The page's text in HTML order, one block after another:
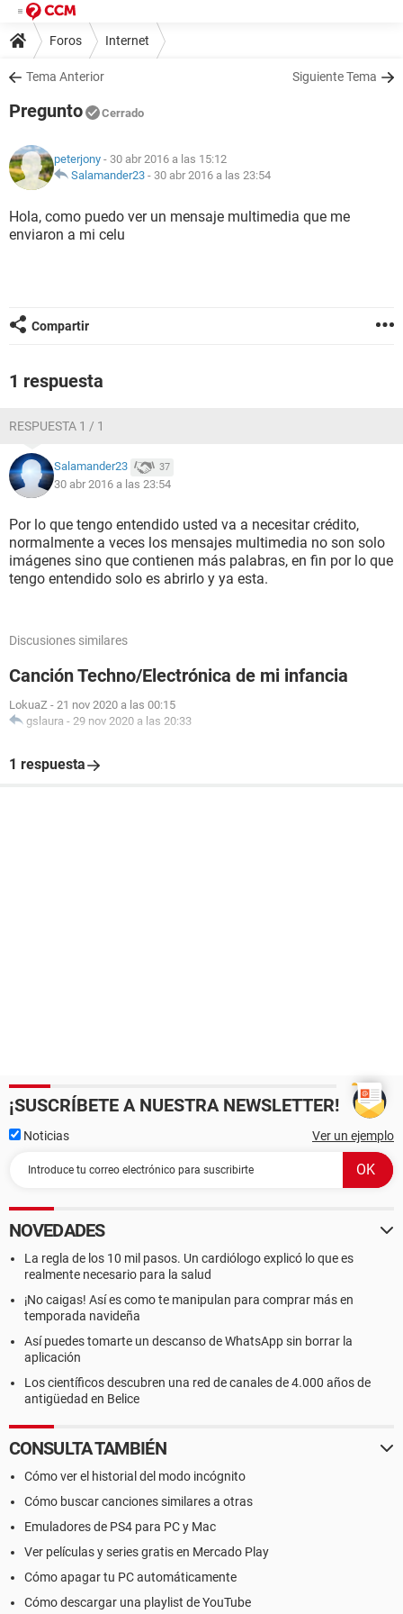
Foros Internet
Tema Anterior Siguiente Tema
Pregunto Cerrado
peterjony - 30 abr 2016 a las 15:12
Salamander23 - 30 abr 2016 a las 23:54
Hola, como puedo ver un mensaje multimedia que me
enviaron a mi celu
Compartir
1 respuesta
RESPUESTA 1 / 1
Salamander23 37
30 abr 2016 a las 23:54
Por lo que tengo entendido usted va a necesitar crédito,
normalmente a veces los mensajes multimedia no son solo
imágenes sino que contienen más palabras, en fin por lo que
tengo entendido solo es abrirlo y ya esta.
Discusiones similares
Canción Techno/Electrónica de mi infancia
LokuaZ - 21 nov 2020 a las 00:15
gslaura - 29 nov 2020 a las 20:33
1 respuesta
¡SUSCRÍBETE A NUESTRA NEWSLETTER!
Noticias Ver un ejemplo
NOVEDADES
La regla de los 10 mil pasos. Un cardiólogo explicó lo que es
realmente necesario para la salud
¡No caigas! Así es como te manipulan para comprar más en
temporada navideña
Así puedes tomarte un descanso de WhatsApp sin borrar la
aplicación
Los científicos descubren una red de canales de 4.000 años de
antigüedad en Belice
CONSULTA TAMBIÉN
Cómo ver el historial del modo incógnito
Cómo buscar canciones similares a otras
Emuladores de PS4 para PC y Mac
Ver películas y series gratis en Mercado Play
Cómo apagar tu PC automáticamente
Cómo descargar una playlist de YouTube